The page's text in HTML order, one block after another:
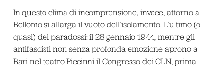
In questo clima di incomprensione, invece, attorno a
Bellomo si allarga il vuoto dell’isolamento. L’ultimo (o
quasi) dei paradossi: il 28 gennaio 1944, mentre gli
antifascisti non senza profonda emozione aprono a
Bari nel teatro Piccinni il Congresso dei CLN, prima